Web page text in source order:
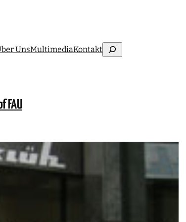
UnsMultimediaKontaktSuchen
FAU